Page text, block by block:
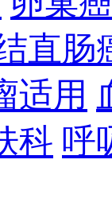
直肠
适用
科 呼